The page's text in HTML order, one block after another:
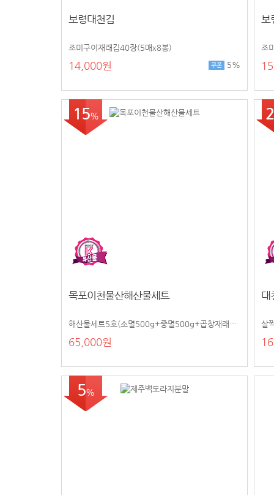
보령대천김
조미구이재래김40장(5매x8봉)
14,000원 쿠폰 5%
보
조
15%
목포이천물산해산물세트
해산물세트5호(소멸500g+중멸500g+곱창재래김100장)
65,000원
대
살
5%